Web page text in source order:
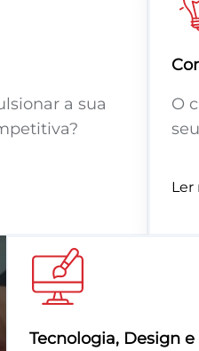
a sua
O
Ler
Tecnologia, Design e